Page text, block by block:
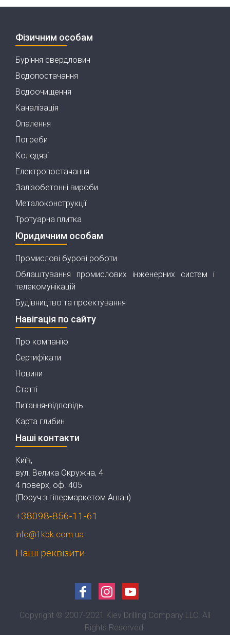
Фізичним особам
Буріння свердловин
Водопостачання
Водоочищення
Каналізація
Опалення
Погреби
Колодязі
Електропостачання
Залізобетонні вироби
Металоконструкції
Тротуарна плитка
Юридичним особам
Промислові бурові роботи
Облаштування промислових інженерних систем і
телекомунікацій
Будівництво та проектування
Навігація по сайту
Про компанію
Сертифікати
Новини
Статті
Питання-відповідь
Карта глибин
Наші контакти
Київ,
вул. Велика Окружна, 4
4 поверх, оф. 405
(Поруч з гіпермаркетом Ашан)
+38098-856-11-61
info@1kbk.com.ua
Наші реквізити
Copyright © 2007-2021 Kiev Drilling Company LLC. All
Rights Reserved.